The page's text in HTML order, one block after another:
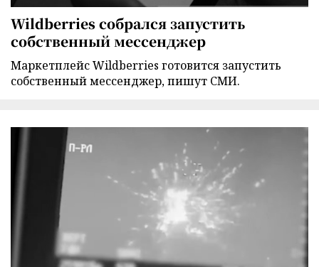
Wildberries собрался запустить
собственный мессенджер
Маркетплейс Wildberries готовится запустить
собственный мессенджер, пишут СМИ.